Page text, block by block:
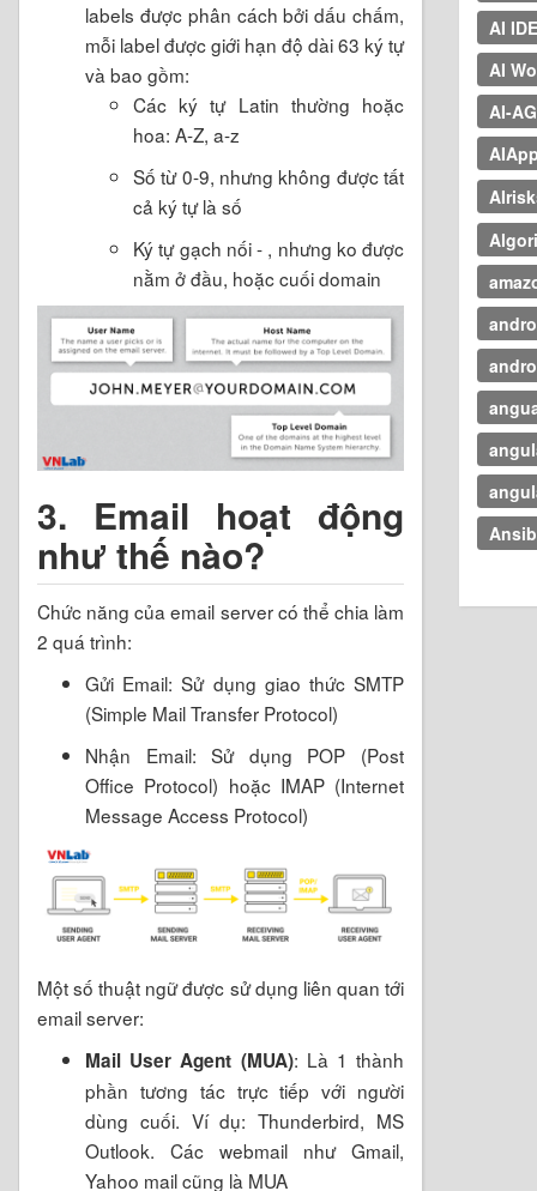
labels được phân cách bởi dấu chấm,
mỗi label được giới hạn độ dài 63 ký tự
và bao gồm:
Các ký tự Latin thường hoặc
hoa: A-Z, a-z
Số từ 0-9, nhưng không được tất
cả ký tự là số
Ký tự gạch nối - , nhưng ko được
nằm ở đầu, hoặc cuối domain
3. Email hoạt động
như thế nào?
Chức năng của email server có thể chia làm
2 quá trình:
Gửi Email: Sử dụng giao thức SMTP
(Simple Mail Transfer Protocol)
Nhận Email: Sử dụng POP (Post
Office Protocol) hoặc IMAP (Internet
Message Access Protocol)
Một số thuật ngữ được sử dụng liên quan tới
email server:
Mail User Agent (MUA): Là 1 thành
phần tương tác trực tiếp với người
dùng cuối. Ví dụ: Thunderbird, MS
Outlook. Các webmail như Gmail,
Yahoo mail cũng là MUA
AI IDE
AI
AI-